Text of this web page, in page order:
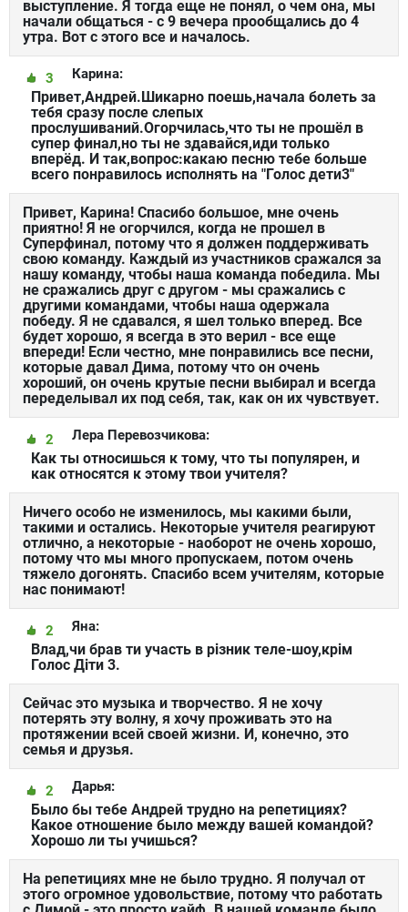
выступление. Я тогда еще не понял, о чем она, мы
начали общаться - с 9 вечера прообщались до 4
утра. Вот с этого все и началось.
Карина:
3
Привет,Андрей.Шикарно поешь,начала болеть за
тебя сразу после слепых
прослушиваний.Огорчилась,что ты не прошёл в
супер финал,но ты не здавайся,иди только
вперёд. И так,вопрос:какаю песню тебе больше
всего понравилось исполнять на "Голос дети3"
Привет, Карина! Спасибо большое, мне очень
приятно! Я не огорчился, когда не прошел в
Суперфинал, потому что я должен поддерживать
свою команду. Каждый из участников сражался за
нашу команду, чтобы наша команда победила. Мы
не сражались друг с другом - мы сражались с
другими командами, чтобы наша одержала
победу. Я не сдавался, я шел только вперед. Все
будет хорошо, я всегда в это верил - все еще
впереди! Если честно, мне понравились все песни,
которые давал Дима, потому что он очень
хороший, он очень крутые песни выбирал и всегда
переделывал их под себя, так, как он их чувствует.
Лера Перевозчикова:
2
Как ты относишься к тому, что ты популярен, и
как относятся к этому твои учителя?
Ничего особо не изменилось, мы какими были,
такими и остались. Некоторые учителя реагируют
отлично, а некоторые - наоборот не очень хорошо,
потому что мы много пропускаем, потом очень
тяжело догонять. Спасибо всем учителям, которые
нас понимают!
Яна:
2
Влад,чи брав ти участь в різник теле-шоу,крім
Голос Діти 3.
Сейчас это музыка и творчество. Я не хочу
потерять эту волну, я хочу проживать это на
протяжении всей своей жизни. И, конечно, это
семья и друзья.
Дарья:
2
Было бы тебе Андрей трудно на репетициях?
Какое отношение было между вашей командой?
Хорошо ли ты учишься?
На репетициях мне не было трудно. Я получал от
этого огромное удовольствие, потому что работать